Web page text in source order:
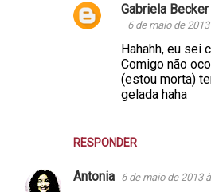
RESPONDER
Gabriela Becker
6 de maio de
Hahahh, eu sei
Comigo não
(estou morta)
gelada haha
Antonia 6 de maio de 2013